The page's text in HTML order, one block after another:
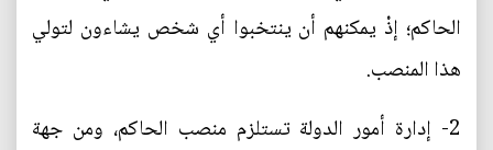
الحاكم؛ إذْ يمكنهم أن ينتخبوا أي شخص يشاءون لتولي
هذا المنصب.
2- إدارة أمور الدولة تستلزم منصب الحاكم، ومن جهة